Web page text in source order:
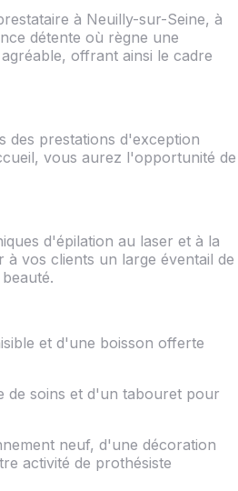
à Neuilly-sur-Seine, à
détente où règne une
offrant ainsi le cadre
des prestations d'exception
vous aurez l'opportunité de
d'épilation au laser et à la
vos clients un large éventail de
et d'une boisson offerte
de soins et d'un tabouret pour
neuf, d'une décoration
activité de prothésiste